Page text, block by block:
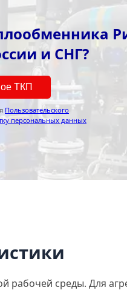
и СНГ?
ТКП
Пользовательского
персональных данных
рабочей среды. Для